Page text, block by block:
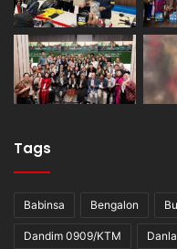
Tags
Babinsa Bengalon
Dandim 0909/KTM